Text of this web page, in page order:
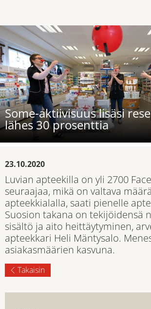
Some-aktiivisuus lisäsi
lähes 30 prosenttia
23.10.2020
Luvian apteekilla on yli 2700
seuraajaa, mikä on valtava määrä
apteekkialalla, saati pienelle
Suosion takana on tekijöidensä
sisältö ja aito heittäytyminen,
apteekkari Heli Mäntysalo.
asiakasmäärien kasvuna.
Takaisin